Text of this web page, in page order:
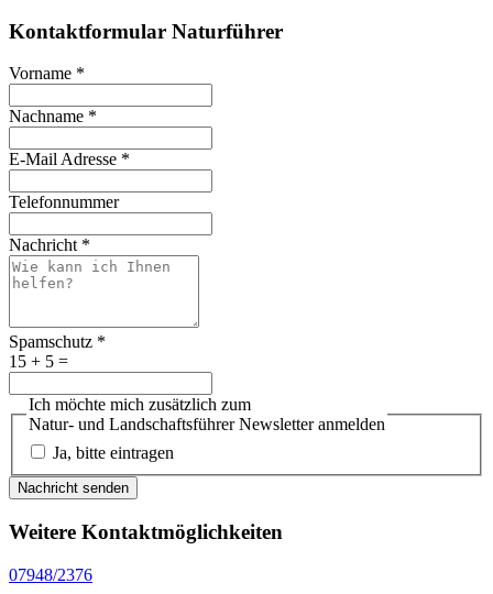
Kontaktformular Naturführer
Vorname *
Nachname *
E-Mail Adresse *
Telefonnummer
Nachricht *
Spamschutz *
15 + 5 =
Ich möchte mich zusätzlich zum
Natur- und Landschaftsführer Newsletter anmelden
Ja, bitte eintragen
Nachricht senden
Weitere Kontaktmöglichkeiten
07948/2376